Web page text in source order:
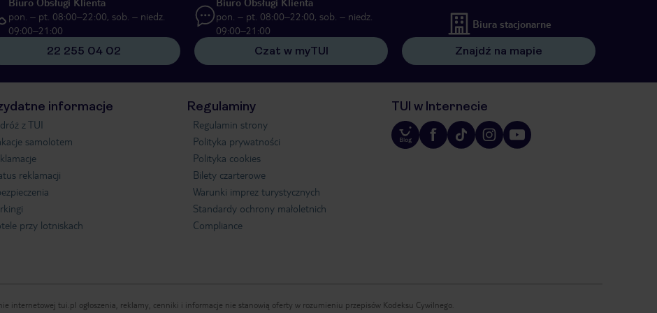
pon. – pt. 08:00–22:00, sob. – niedz.
09:00–21:00
22 255 04 02
pon. – pt. 08:00–22:00, sob. – niedz.
09:00–21:00
Czat w myTUI
Biura stacjonarne
Znajdź na mapie
informacje
z TUI
samolotem
reklamacji
przy lotniskach
Regulaminy
Regulamin strony
Polityka prywatności
Polityka cookies
Bilety czarterowe
Warunki imprez turystycznych
Standardy ochrony małoletnich
Compliance
TUI w Internecie
internetowej tui.pl ogłoszenia, reklamy, cenniki i informacje nie stanowią oferty w rozumieniu przepisów Kodeksu Cywilnego.